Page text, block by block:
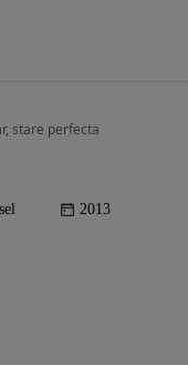
stare perfecta
2013